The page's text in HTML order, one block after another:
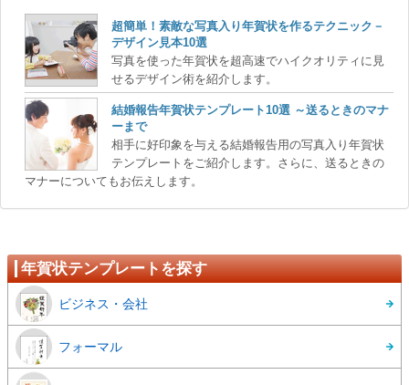
超簡単！素敵な写真入り年賀状を作るテクニック－
デザイン見本10選
写真を使った年賀状を超高速でハイクオリティに見
せるデザイン術を紹介します。
結婚報告年賀状テンプレート10選 ～送るときのマナ
ーまで
相手に好印象を与える結婚報告用の写真入り年賀状
テンプレートをご紹介します。さらに、送るときの
マナーについてもお伝えします。
年賀状テンプレートを探す
ビジネス・会社
フォーマル